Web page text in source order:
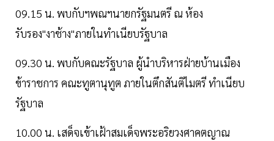
09.15 น. พบกับฯพณฯนายกรัฐมนตรี ณ ห้อง
รับรอง"งาช้าง"ภายในทำเนียบรัฐบาล
09.30 น. พบกับคณะรัฐบาล ผู้นำบริหารฝ่ายบ้านเมือง
ข้าราชการ คณะทูตานุทูต ภายในตึกสันติไมตรี ทำเนียบ
รัฐบาล
10.00 น. เสด็จเข้าเฝ้าสมเด็จพระอริยวงศาคตญาณ